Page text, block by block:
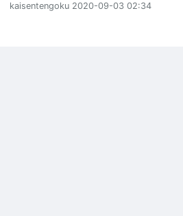
kaisentengoku 2020-09-03 02:34